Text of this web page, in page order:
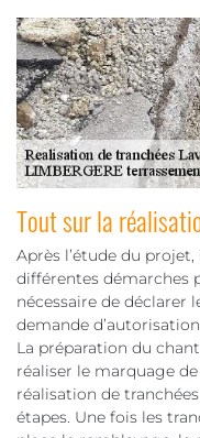
Tout sur la
Après l’étude du
différentes démarches
nécessaire de déclarer
demande
La préparation du
réaliser le marquage
réalisation de
étapes. Une fois les